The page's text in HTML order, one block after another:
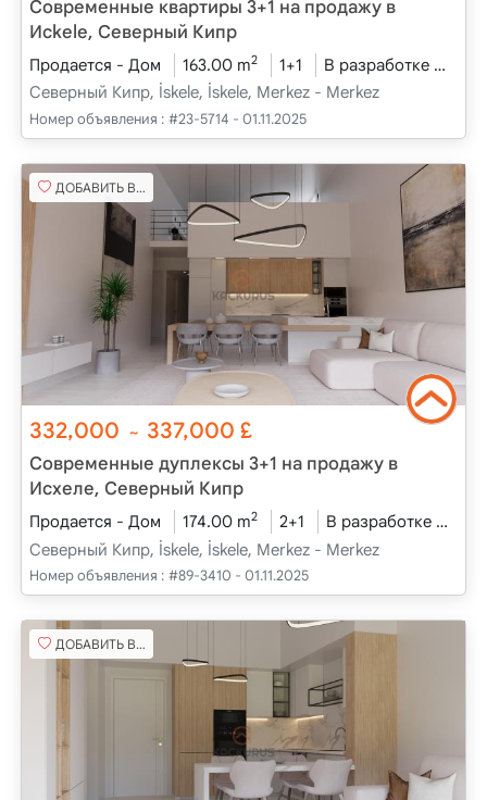
Современные квартиры 3+1 на продажу в
Исkele, Северный Кипр
Продается - Дом 163.00 m2 1+1 В разработке
Северный Кипр, İskele, İskele, Merkez - Merkez
Номер объявления : #23-5714 - 01.11.2025
ДОБАВИТЬ В ИЗБРАННОЕ
332,000 ~ 337,000 £
Современные дуплексы 3+1 на продажу в
Исхеле, Северный Кипр
Продается - Дом 174.00 m2 2+1 В разработке
Северный Кипр, İskele, İskele, Merkez - Merkez
Номер объявления : #89-3410 - 01.11.2025
ДОБАВИТЬ В ИЗБРАННОЕ